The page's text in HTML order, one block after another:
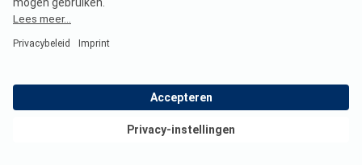
Hoeveel staanplaatsen heeft
Camping Caravaning Ferme des
Bekijk deals